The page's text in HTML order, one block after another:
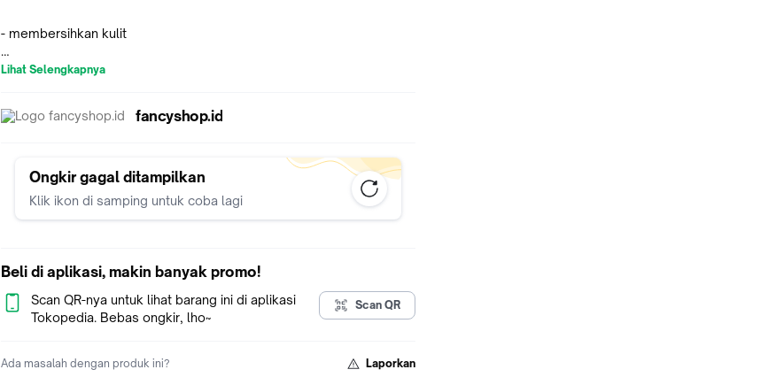
- membersihkan kulit
- menyegarkan dan mengharumkan kulit tubuh anda
Kemasan 1000ml, terdaftar BPOm
Pengiriman paket berisi cairan ke luar Pulau Jawa TIDAK DAPAT
menggunakan WAHANA.
Lihat Selengkapnya
fancyshop.id
Ongkir gagal ditampilkan
Klik ikon di samping untuk coba lagi
Beli di aplikasi, makin banyak promo!
Scan QR-nya untuk lihat barang ini di aplikasi
Tokopedia. Bebas ongkir, lho~
Scan QR
Ada masalah dengan produk ini? Laporkan